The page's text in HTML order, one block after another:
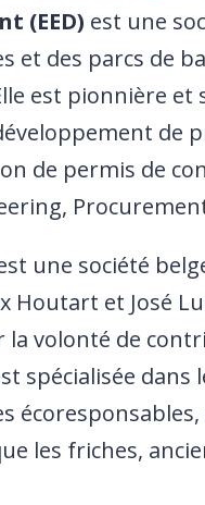
(EED) est une
et des parcs de
est pionnière et
de
de permis de
une société
Houtart et José
la volonté de
spécialisée
les friches,